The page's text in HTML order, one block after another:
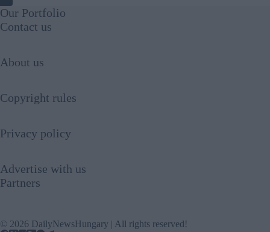
Our Portfolio
Contact us
About us
Copyright rules
Privacy policy
Advertise with us
Partners
© 2026 DailyNewsHungary | All rights reserved!